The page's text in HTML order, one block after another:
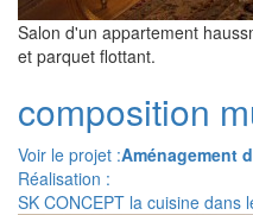
Salon d'un appartement
et parquet flottant.
composition
Voir le projet :Aménagement
Réalisation :
SK CONCEPT la cuisine dans